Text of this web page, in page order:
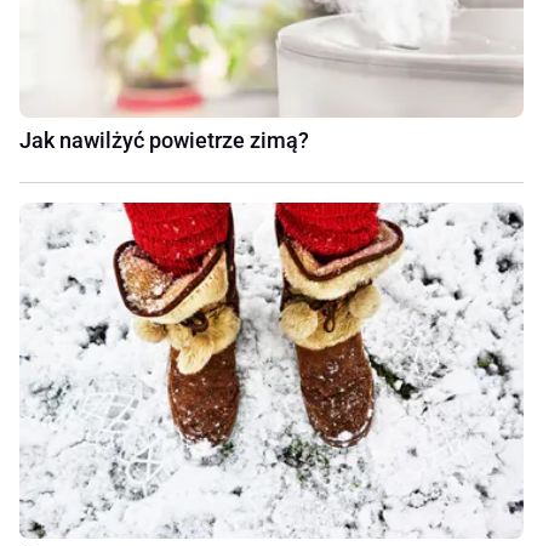
Jak nawilżyć powietrze zimą?